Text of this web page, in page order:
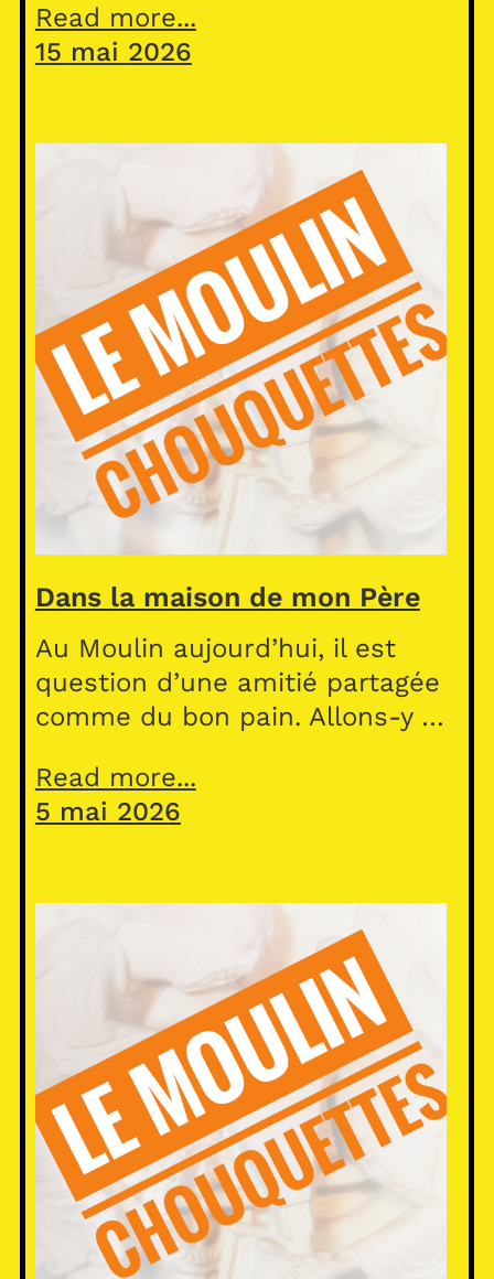
Read more...
15 mai 2026
Dans la maison de mon Père
Au Moulin aujourd’hui, il est
question d’une amitié partagée
comme du bon pain. Allons-y …
Read more...
5 mai 2026